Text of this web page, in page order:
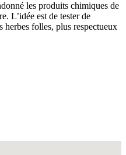
les produits chimiques de
L’idée est de tester de
herbes folles, plus respectueux